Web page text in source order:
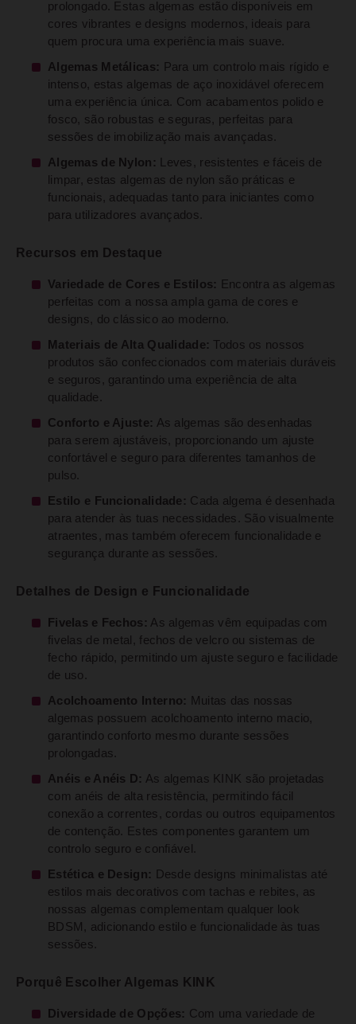
prolongado. Estas algemas estão disponíveis em
cores vibrantes e designs modernos, ideais para
quem procura uma experiência mais suave.
Algemas Metálicas:
Para um controlo mais rígido e
intenso, estas algemas de aço inoxidável oferecem
uma experiência única. Com acabamentos polido e
fosco, são robustas e seguras, perfeitas para
sessões de imobilização mais avançadas.
Algemas de Nylon:
Leves, resistentes e fáceis de
limpar, estas algemas de nylon são práticas e
funcionais, adequadas tanto para iniciantes como
para utilizadores avançados.
Recursos em Destaque
Variedade de Cores e Estilos:
Encontra as algemas
perfeitas com a nossa ampla gama de cores e
designs, do clássico ao moderno.
Materiais de Alta Qualidade: Todos os nossos
produtos são confeccionados com materiais duráveis
e seguros, garantindo uma experiência de alta
qualidade.
Conforto e Ajuste: As algemas são desenhadas
para serem ajustáveis, proporcionando um ajuste
confortável e seguro para diferentes tamanhos de
pulso.
Estilo e Funcionalidade: Cada algema é desenhada
para atender às tuas necessidades. São visualmente
atraentes, mas também oferecem funcionalidade e
segurança durante as sessões.
Detalhes de Design e Funcionalidade
Fivelas e Fechos: As algemas vêm equipadas com
fivelas de metal, fechos de velcro ou sistemas de
fecho rápido, permitindo um ajuste seguro e facilidade
de uso.
Acolchoamento Interno:
Muitas das nossas
algemas possuem acolchoamento interno macio,
garantindo conforto mesmo durante sessões
prolongadas.
Anéis e Anéis D: As algemas KINK são projetadas
com anéis de alta resistência, permitindo fácil
conexão a correntes, cordas ou outros equipamentos
de contenção. Estes componentes garantem um
controlo seguro e confiável.
Estética e Design:
Desde designs minimalistas até
estilos mais decorativos com tachas e rebites, as
nossas algemas complementam qualquer look
BDSM, adicionando estilo e funcionalidade às tuas
sessões.
Porquê Escolher Algemas KINK
Diversidade de Opções: Com uma variedade de